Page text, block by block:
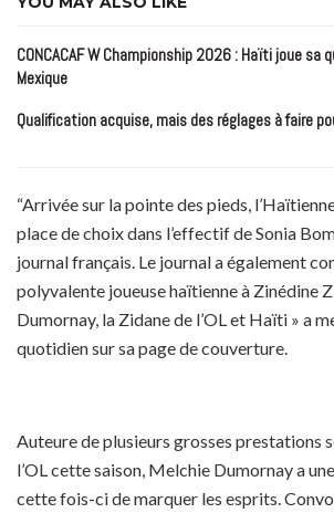
CONCACAF W Championship 2026 : Haïti joue sa
Mexique
Qualification acquise, mais des réglages à faire
“Arrivée sur la pointe des pieds,
place de choix dans l’effectif de Sonia
journal français. Le journal a également
polyvalente joueuse haïtienne à Zinédine
Dumornay, la Zidane de l’OL et Haïti » a
quotidien sur sa page de couverture.
Auteure de plusieurs grosses prestations
l’OL cette saison, Melchie Dumornay a
cette fois-ci de marquer les esprits.